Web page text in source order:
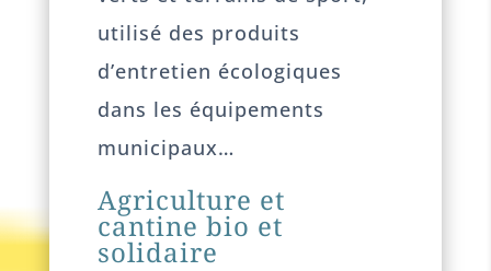
utilisé des produits
d’entretien écologiques
dans les équipements
municipaux…
Agriculture et
cantine bio et
solidaire